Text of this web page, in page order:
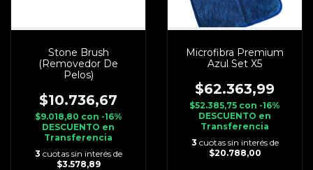
Stone Brush
(Removedor De
Pelos)
$10.736,67
$9.018,80 con -16%
DESCUENTO en
Transferencia
3 cuotas sin interés de
$3.578,89
Microfibra Premium
Azul Set X5
$62.363,99
$52.385,75 con -16%
DESCUENTO en
Transferencia
3 cuotas sin interés de
$20.788,00